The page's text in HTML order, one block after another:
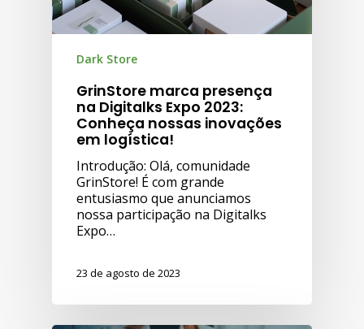
Dark Store
GrinStore marca presença
na Digitalks Expo 2023:
Conheça nossas inovações
em logística!
Introdução: Olá, comunidade
GrinStore! É com grande
entusiasmo que anunciamos
nossa participação na Digitalks
Expo…
23 de agosto de 2023